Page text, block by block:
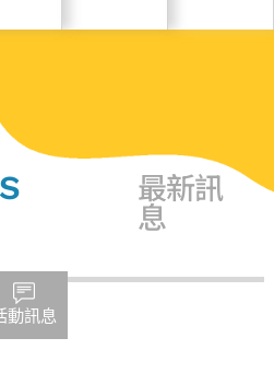
最新訊
息
動訊息